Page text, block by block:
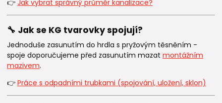
👉 Jak vybrat správný průměr kanalizace?
🔧 Jak se KG tvarovky spojují?
Jednoduše zasunutím do hrdla s pryžovým těsněním -
spoje doporučujeme před zasunutím mazat montážním
mazivem.
👉 Práce s odpadními trubkami (spojování, uložení, sklon)